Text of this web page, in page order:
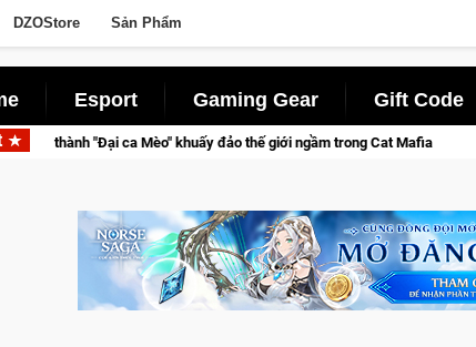
DZOStore Sản Phẩm
Esport Gaming Gear Gift Code
đảo thế giới ngầm trong Cat Mafia Trang bị của game